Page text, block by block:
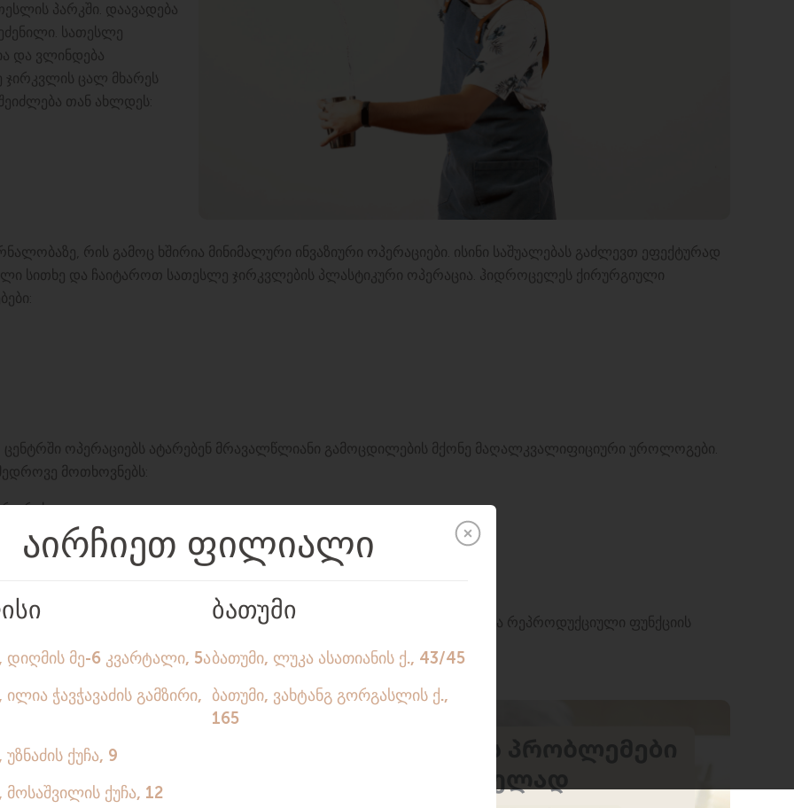
პარკში. დაავადება
სათესლე
და ვლინდება
ცალ მხარეს
თან ახლდეს:
რის გამოც ხშირია მინიმალური ინვაზიური ოპერაციები. ისინი საშუალებას გაძლევთ ეფექტურად
სითხე და ჩაიტაროთ სათესლე ჯირკვლების პლასტიკური ოპერაცია. ჰიდროცელეს ქირურგიული
ცენტრში ოპერაციებს ატარებენ მრავალწლიანი გამოცდილების მქონე მაღალკვალიფიციური უროლოგები.
მოთხოვნებს:
რისკი
დისფუნქცია
ექიმები, რომლებიც დაგეხმარებიან დაავადების მკურნალობაში და რეპროდუქციული ფუნქციის